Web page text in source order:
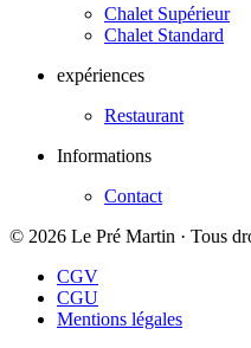
Chalet Supérieur
Chalet Standard
expériences
Restaurant
Informations
Contact
© 2026 Le Pré Martin · Tous
CGV
CGU
Mentions légales